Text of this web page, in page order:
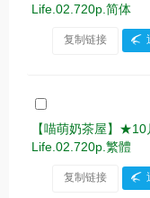
Life.02.720p.简体
复制链接
【喵萌奶茶屋】
Life.02.720p.繁體
复制链接